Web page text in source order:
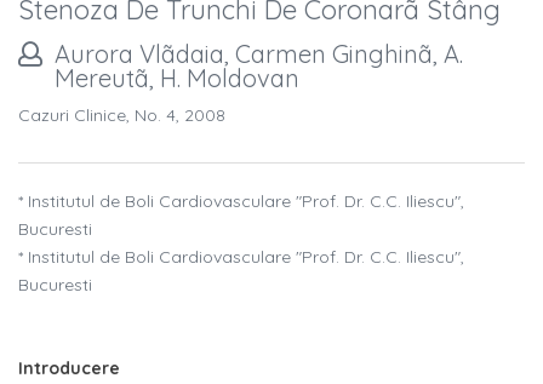
Stenoza De Trunchi De Coronarã Stâng
Aurora Vlãdaia, Carmen Ginghinã, A.
Mereutã, H. Moldovan
Cazuri Clinice, No. 4, 2008
* Institutul de Boli Cardiovasculare "Prof. Dr. C.C. Iliescu",
Bucuresti
* Institutul de Boli Cardiovasculare "Prof. Dr. C.C. Iliescu",
Bucuresti
Introducere